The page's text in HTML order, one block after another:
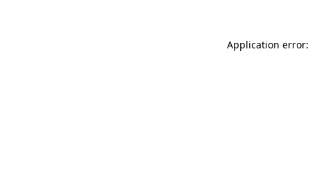
Application